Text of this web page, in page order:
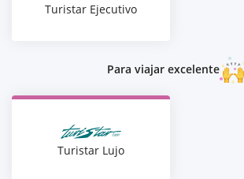
Turistar Ejecutivo
Para viajar excelente
Turistar Lujo